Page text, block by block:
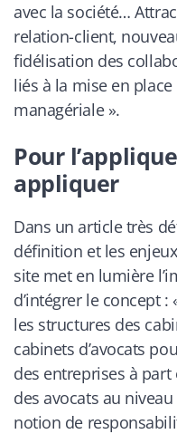
avec la société…
relation-client,
fidélisation des
liés à la mise en
managériale».
Pour
appliquer
Dans un article très
définition et les
site met en lumière
d’intégrer le concept :
les structures des
cabinets d’avocats
des entreprises à
des avocats au
notion de